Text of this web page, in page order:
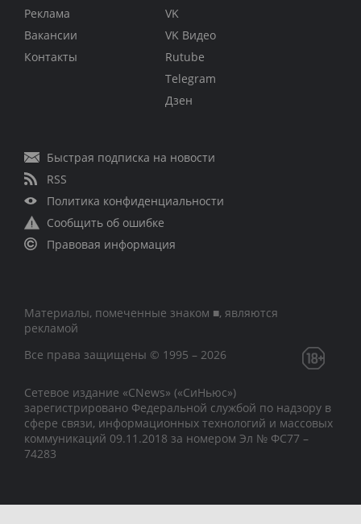
Реклама
Вакансии
Контакты
VK
VK Видео
Rutube
Telegram
Дзен
Быстрая подписка на новости
RSS
Политика конфиденциальности
Сообщить об ошибке
Правовая информация
Материалы, помеченные знаком ■, являются
рекламой
Все права защищены © 1995 – 2026
Сетевое издание «CNews» («СиНьюс»)
зарегистрировано Федеральной службой по надзору в
сфере связи, информационных технологий и массовых
коммуникаций 09.11.2018 за номером Эл № ФС77 –
74283